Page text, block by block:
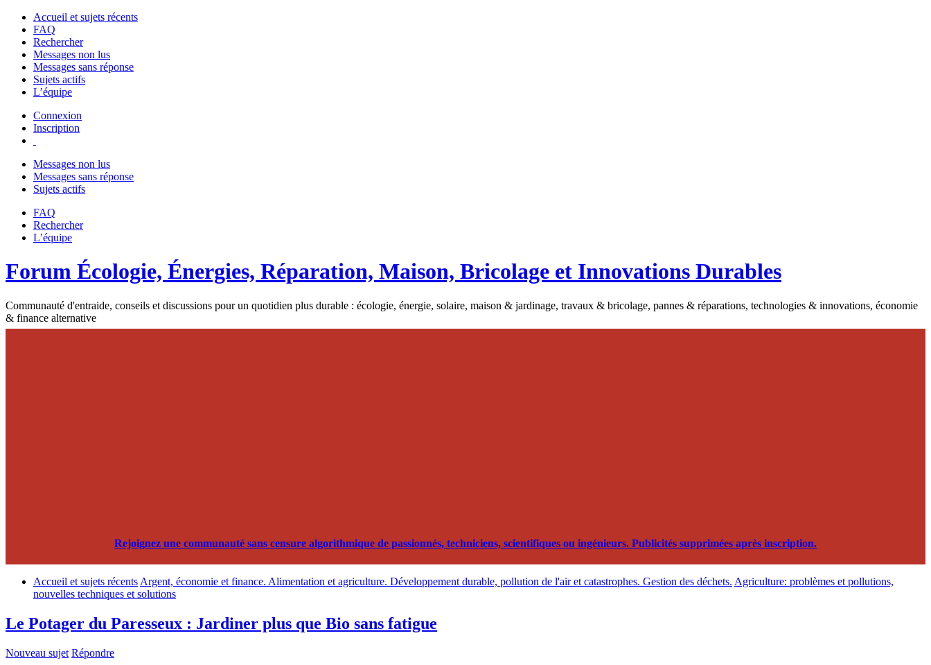
Accueil et sujets récents
FAQ
Rechercher
Messages non lus
Messages sans réponse
Sujets actifs
L’équipe
Connexion
Inscription
Messages non lus
Messages sans réponse
Sujets actifs
FAQ
Rechercher
L’équipe
Forum Écologie, Énergies, Réparation, Maison, Bricolage et Innovations Durables
Communauté d'entraide, conseils et discussions pour un quotidien plus durable : écologie, énergie, solaire, maison & jardinage, travaux & bricolage, pannes & réparations, technologies & innovations, économie
& finance alternative
Rejoignez une communauté sans censure algorithmique de passionnés, techniciens, scientifiques ou ingénieurs. Publicités supprimées après inscription.
Accueil et sujets récentsArgent, économie et finance. Alimentation et agriculture. Développement durable, pollution de l'air et catastrophes. Gestion des déchets. Agriculture: problèmes et pollutions,
nouvelles techniques et solutions
Le Potager du Paresseux : Jardiner plus que Bio sans fatigue
Nouveau sujet Répondre